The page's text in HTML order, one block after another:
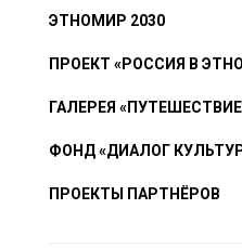
ЭТНОМИР 2030
ПРОЕКТ «РОССИЯ В
ГАЛЕРЕЯ
ФОНД «ДИАЛОГ
ПРОЕКТЫ ПАРТНЁРОВ